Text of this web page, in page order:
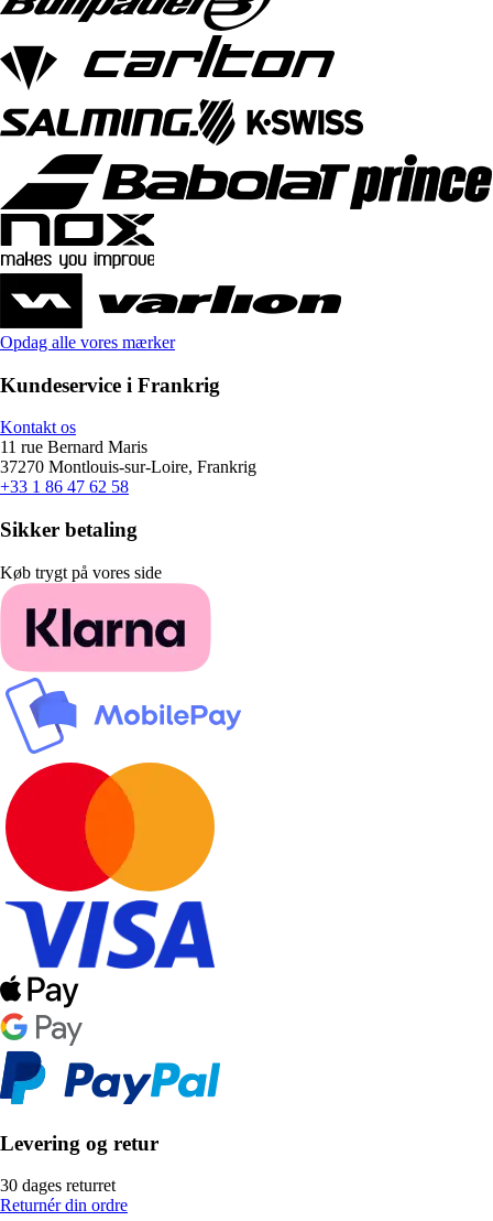
Opdag alle vores mærker
Kundeservice i Frankrig
Kontakt os
11 rue Bernard Maris
37270 Montlouis-sur-Loire, Frankrig
+33 1 86 47 62 58
Sikker betaling
Køb trygt på vores side
Levering og retur
30 dages returret
Returnér din ordre